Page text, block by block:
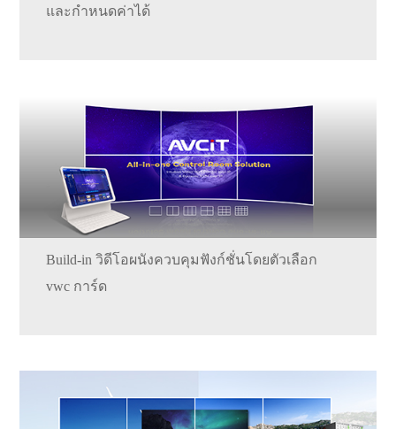
และกำหนดค่าได้
Build-in วิดีโอผนังควบคุมฟังก์ชั่นโดยตัวเลือก
vwc การ์ด